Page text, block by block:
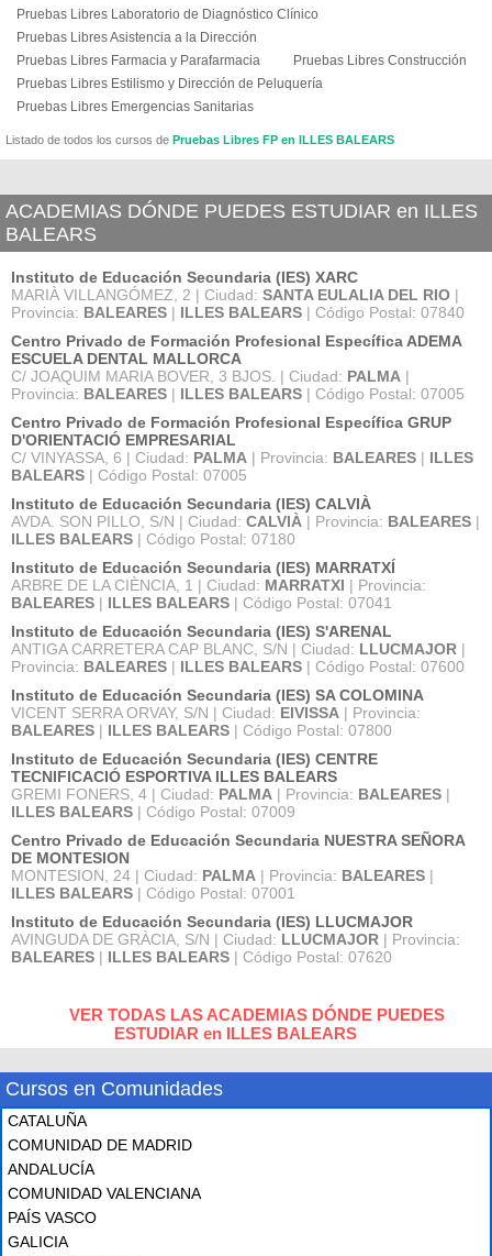
Pruebas Libres Laboratorio de Diagnóstico Clínico
Pruebas Libres Asistencia a la Dirección
Pruebas Libres Farmacia y Parafarmacia
Pruebas Libres Construcción
Pruebas Libres Estilismo y Dirección de Peluquería
Pruebas Libres Emergencias Sanitarias
Listado de todos los cursos de Pruebas Libres FP en ILLES BALEARS
ACADEMIAS DÓNDE PUEDES ESTUDIAR en ILLES
BALEARS
Instituto de Educación Secundaria (IES) XARC
MARIÀ VILLANGÓMEZ, 2 | Ciudad: SANTA EULALIA DEL RIO |
Provincia: BALEARES | ILLES BALEARS | Código Postal: 07840
Centro Privado de Formación Profesional Específica ADEMA
ESCUELA DENTAL MALLORCA
C/ JOAQUIM MARIA BOVER, 3 BJOS. | Ciudad: PALMA |
Provincia: BALEARES | ILLES BALEARS | Código Postal: 07005
Centro Privado de Formación Profesional Específica GRUP
D'ORIENTACIÓ EMPRESARIAL
C/ VINYASSA, 6 | Ciudad: PALMA | Provincia: BALEARES | ILLES
BALEARS | Código Postal: 07005
Instituto de Educación Secundaria (IES) CALVIÀ
AVDA. SON PILLO, S/N | Ciudad: CALVIÀ | Provincia: BALEARES |
ILLES BALEARS | Código Postal: 07180
Instituto de Educación Secundaria (IES) MARRATXÍ
ARBRE DE LA CIÈNCIA, 1 | Ciudad: MARRATXI | Provincia:
BALEARES | ILLES BALEARS | Código Postal: 07041
Instituto de Educación Secundaria (IES) S'ARENAL
ANTIGA CARRETERA CAP BLANC, S/N | Ciudad: LLUCMAJOR |
Provincia: BALEARES | ILLES BALEARS | Código Postal: 07600
Instituto de Educación Secundaria (IES) SA COLOMINA
VICENT SERRA ORVAY, S/N | Ciudad: EIVISSA | Provincia:
BALEARES | ILLES BALEARS | Código Postal: 07800
Instituto de Educación Secundaria (IES) CENTRE
TECNIFICACIÓ ESPORTIVA ILLES BALEARS
GREMI FONERS, 4 | Ciudad: PALMA | Provincia: BALEARES |
ILLES BALEARS | Código Postal: 07009
Centro Privado de Educación Secundaria NUESTRA SEÑORA
DE MONTESION
MONTESION, 24 | Ciudad: PALMA | Provincia: BALEARES |
ILLES BALEARS | Código Postal: 07001
Instituto de Educación Secundaria (IES) LLUCMAJOR
AVINGUDA DE GRÀCIA, S/N | Ciudad: LLUCMAJOR | Provincia:
BALEARES | ILLES BALEARS | Código Postal: 07620
VER TODAS LAS ACADEMIAS DÓNDE PUEDES
ESTUDIAR en ILLES BALEARS
Cursos en Comunidades
CATALUÑA
COMUNIDAD DE MADRID
ANDALUCÍA
COMUNIDAD VALENCIANA
PAÍS VASCO
GALICIA